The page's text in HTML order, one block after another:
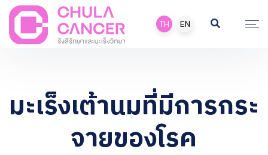
TH EN
มะเร็งเต้านมที่มีการกระ
จายของโรค